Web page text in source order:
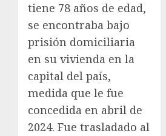
tiene 78 años de edad,
se encontraba bajo
prisión domiciliaria
en su vivienda en la
capital del país,
medida que le fue
concedida en abril de
2024. Fue trasladado al